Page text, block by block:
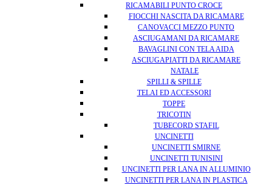
RICAMABILI PUNTO CROCE
FIOCCHI NASCITA DA RICAMARE
CANOVACCI MEZZO PUNTO
ASCIUGAMANI DA RICAMARE
BAVAGLINI CON TELA AIDA
ASCIUGAPIATTI DA RICAMARE
NATALE
SPILLI & SPILLE
TELAI ED ACCESSORI
TOPPE
TRICOTIN
TUBECORD STAFIL
UNCINETTI
UNCINETTI SMIRNE
UNCINETTI TUNISINI
UNCINETTI PER LANA IN ALLUMINIO
UNCINETTI PER LANA IN PLASTICA